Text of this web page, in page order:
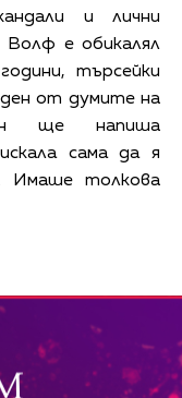
и лични
Волф е обикалял
търсейки
от думите на
ще напиша
сама да я
Имаше толкова